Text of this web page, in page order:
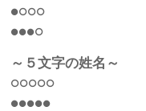
●○○○
●●●○
～５文字の姓名～
○○○○○
●●●●●